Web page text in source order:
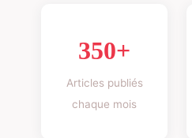
350+
Articles publiés
chaque mois